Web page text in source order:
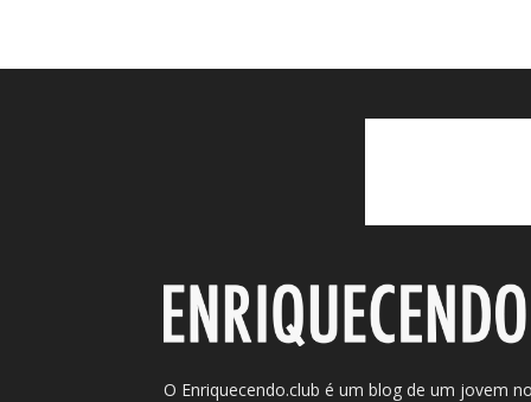
O Enriquecendo.club é um blog de um jovem